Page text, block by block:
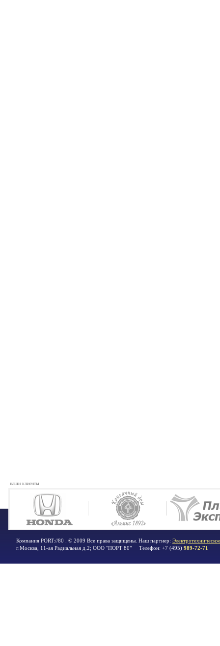
наши клиенты
Компания PORT://80 . © 2009 Все права защищены. Наш партнер:
г.Москва 11-ая Радиальная д.2; ООО "ПОРТ 80" Телефон: +7 (495) 989-72-71